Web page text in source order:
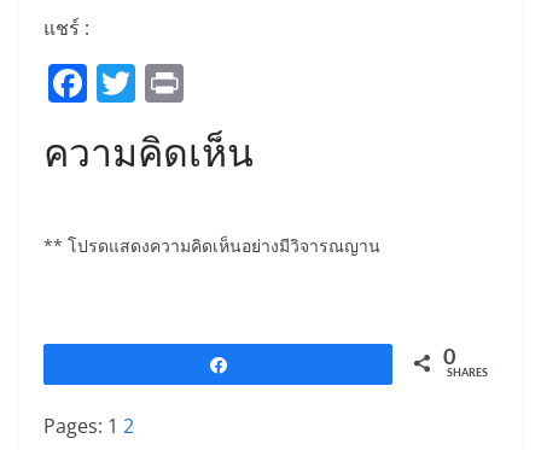
แชร์ :
F
c
b
k
T
w
itt
in
t
ความคิดเห็น
** โปรดแสดงความคิดเห็นอย่างมีวิจารณญาน
0
SHARES
Pages: 1 2